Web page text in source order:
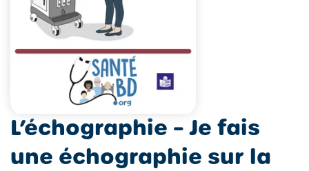
L’échographie – Je fais
une échographie sur la